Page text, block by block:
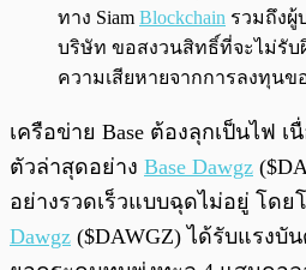
ทาง Siam Blockchain รวมถึงผู้
บริษัท ขอสงวนสิทธิ์ที่จะไม่รั
ความเสียหายจากการลงทุนข
เครือข่าย Base ต้องลุกเป็นไฟ
ตัวล่าสุดอย่าง Base Dawgz
อย่างรวดเร็วแบบฉุดไม่อยู่ โดยโ
Dawgz ($DAWGZ) ได้รับแรงบั